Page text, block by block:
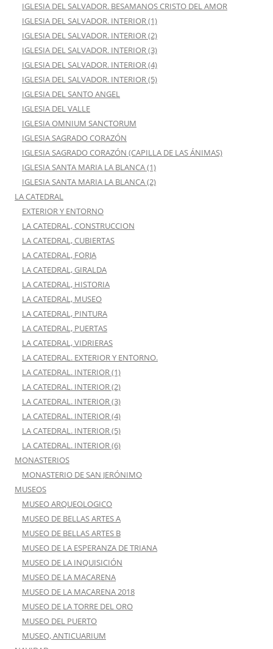
IGLESIA DEL SALVADOR. BESAMANOS CRISTO DEL AMOR
IGLESIA DEL SALVADOR. INTERIOR (1)
IGLESIA DEL SALVADOR. INTERIOR (2)
IGLESIA DEL SALVADOR. INTERIOR (3)
IGLESIA DEL SALVADOR. INTERIOR (4)
IGLESIA DEL SALVADOR. INTERIOR (5)
IGLESIA DEL SANTO ANGEL
IGLESIA DEL VALLE
IGLESIA OMNIUM SANCTORUM
IGLESIA SAGRADO CORAZÓN
IGLESIA SAGRADO CORAZÓN (CAPILLA DE LAS ÁNIMAS)
IGLESIA SANTA MARIA LA BLANCA (1)
IGLESIA SANTA MARIA LA BLANCA (2)
LA CATEDRAL
EXTERIOR Y ENTORNO
LA CATEDRAL, CONSTRUCCION
LA CATEDRAL, CUBIERTAS
LA CATEDRAL, FORJA
LA CATEDRAL, GIRALDA
LA CATEDRAL, HISTORIA
LA CATEDRAL, MUSEO
LA CATEDRAL, PINTURA
LA CATEDRAL, PUERTAS
LA CATEDRAL, VIDRIERAS
LA CATEDRAL. EXTERIOR Y ENTORNO.
LA CATEDRAL. INTERIOR (1)
LA CATEDRAL. INTERIOR (2)
LA CATEDRAL. INTERIOR (3)
LA CATEDRAL. INTERIOR (4)
LA CATEDRAL. INTERIOR (5)
LA CATEDRAL. INTERIOR (6)
MONASTERIOS
MONASTERIO DE SAN JERÓNIMO
MUSEOS
MUSEO ARQUEOLOGICO
MUSEO DE BELLAS ARTES A
MUSEO DE BELLAS ARTES B
MUSEO DE LA ESPERANZA DE TRIANA
MUSEO DE LA INQUISICIÓN
MUSEO DE LA MACARENA
MUSEO DE LA MACARENA 2018
MUSEO DE LA TORRE DEL ORO
MUSEO DEL PUERTO
MUSEO, ANTICUARIUM